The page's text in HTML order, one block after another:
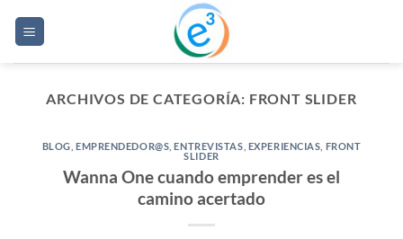
ARCHIVOS DE CATEGORÍA: FRONT SLIDER
BLOG EMPRENDEDOR@S ,ENTREVISTAS EXPERIENCIAS FRONT
SLIDER
Wanna One cuando emprender es el
camino acertado